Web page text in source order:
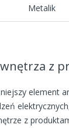
Metalik
z
element
z